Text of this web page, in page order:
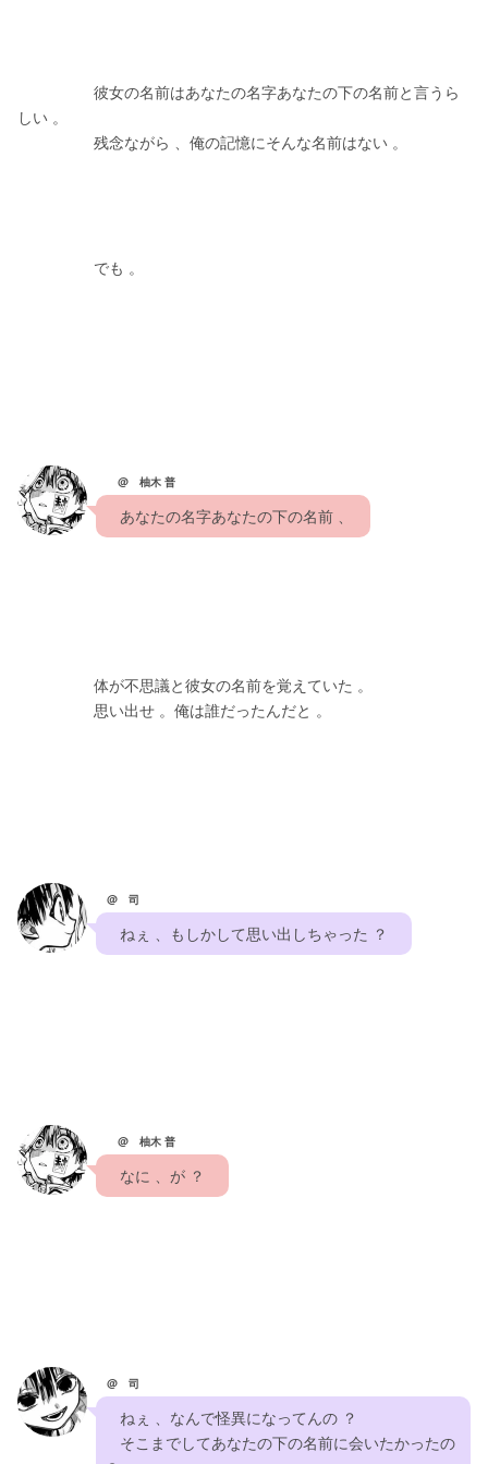
彼女の名前はあなたの名字あなたの下の名前と言うら
しい 。
残念ながら 、俺の記憶にそんな名前はない 。
でも 。
@ 柚木 普
あなたの名字あなたの下の名前 、
体が不思議と彼女の名前を覚えていた 。
思い出せ 。俺は誰だったんだと 。
@ 司
ねぇ 、もしかして思い出しちゃった ？
@ 柚木 普
なに 、が ？
@ 司
ねぇ 、なんで怪異になってんの ？
そこまでしてあなたの下の名前に会いたかったの